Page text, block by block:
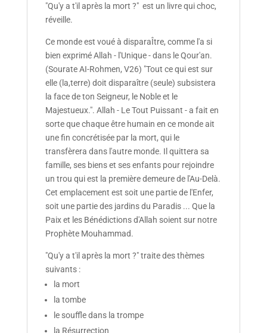
"Qu'y a t'il après la mort ?" est un livre qui choc,
réveille.
Ce monde est voué à disparaÎtre, comme l'a si
bien exprimé Allah - l'Unique - dans le Qour'an.
(Sourate AI-Rohmen, V26) "Tout ce qui est sur
elle (la,terre) doit disparaître (seule) subsistera
la face de ton Seigneur, le Noble et le
Majestueux.". Allah - Le Tout Puissant - a fait en
sorte que chaque être humain en ce monde ait
une fin concrétisée par la mort, qui le
transfèrera dans l'autre monde. Il quittera sa
famille, ses biens et ses enfants pour rejoindre
un trou qui est la première demeure de l'Au-Delà.
Cet emplacement est soit une partie de l'Enfer,
soit une partie des jardins du Paradis ... Que la
Paix et les Bénédictions d'Allah soient sur notre
Prophète Mouhammad.
"Qu'y a t'il après la mort ?" traite des thèmes
suivants :
la mort
la tombe
le souffle dans la trompe
la Résurrection